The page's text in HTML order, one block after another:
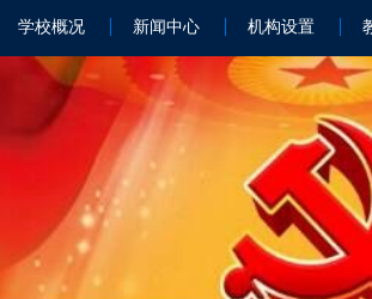
学校概况 新闻中心 机构设置